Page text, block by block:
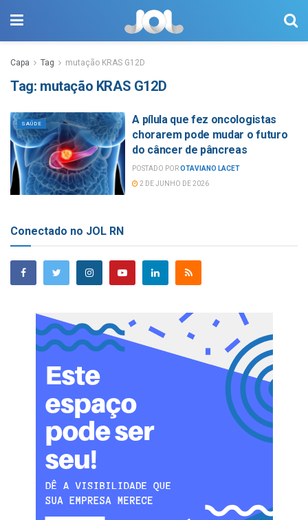
Capa Tag mutação KRAS G12D
Tag: mutação KRAS G12D
SAÚDE
A pílula que fez oncologistas
chorarem pode mudar o futuro
do câncer de pâncreas
POSTADO POROTAVIANO LACET
2 DE JUNHO DE 2026
Conectado no JOL RN